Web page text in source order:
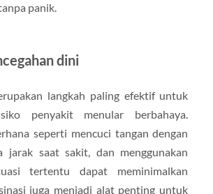
panik.
dini
langkah paling efektif untuk
penyakit menular berbahaya.
seperti mencuci tangan dengan
jarak saat sakit, dan menggunakan
tertentu dapat meminimalkan
juga menjadi alat penting untuk